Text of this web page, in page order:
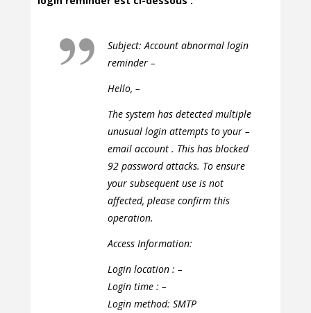
Subject: Account abnormal login
reminder –
Hello, –
The system has detected multiple
unusual login attempts to your –
email account . This has blocked
92 password attacks. To ensure
your subsequent use is not
affected, please confirm this
operation.
Access Information:
Login location : –
Login time : –
Login method: SMTP